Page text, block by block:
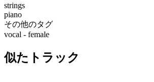
strings
piano
その他のタグ
vocal - female
似たトラック